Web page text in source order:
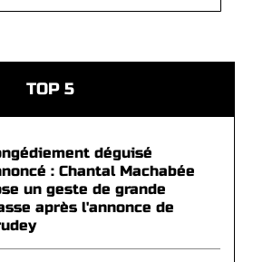
TOP 5
déguisé
: Chantal Machabée
un geste de grande
après l'annonce de